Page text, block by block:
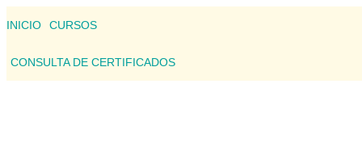
INICIO CURSOS
CONSULTA DE CERTIFICADOS